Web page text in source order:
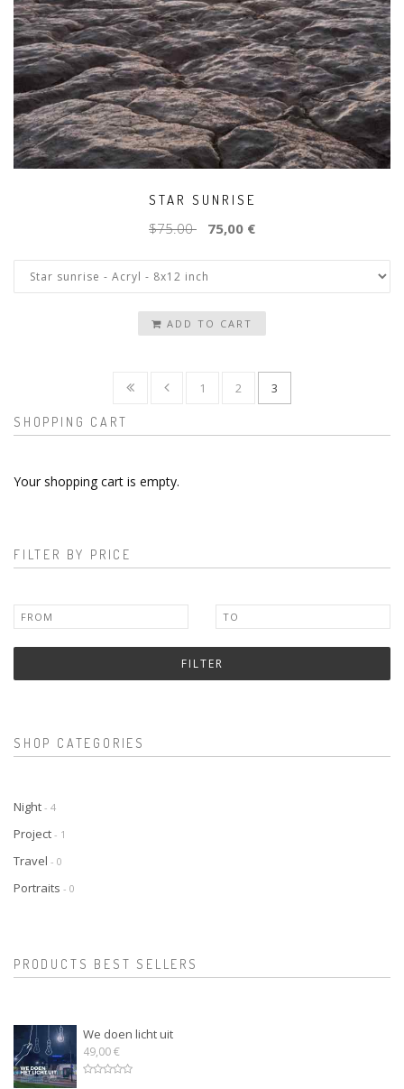
STAR SUNRISE
$75.00 75,00 €
ADD TO CART
1 2 3
SHOPPING CART
Your shopping cart is empty.
FILTER BY PRICE
FILTER
SHOP CATEGORIES
Night - 4
Project - 1
Travel - 0
Portraits - 0
PRODUCTS BEST SELLERS
We doen licht uit
49,00 €